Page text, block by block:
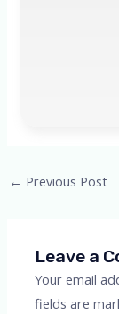
Post
← Previous Post
Leave a
Your email
fields are